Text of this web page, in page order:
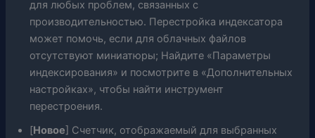
для любых проблем, связанных с
производительностью. Перестройка индексатора
может помочь, если для облачных файлов
отсутствуют миниатюры; Найдите «Параметры
индексирования» и посмотрите в «Дополнительных
настройках», чтобы найти инструмент
перестроения.
[Новое ] Счетчик, отображаемый для выбранных